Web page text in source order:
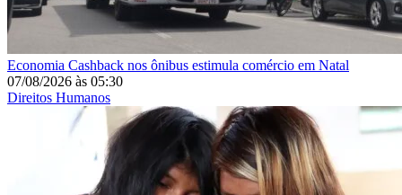
Economia Cashback nos ônibus estimula comércio em Natal
07/08/2026 às 05:30
Direitos Humanos